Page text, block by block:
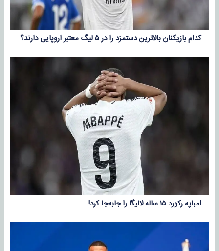
کدام بازیکنان بالاترین دستمزد را در ۵ لیگ معتبر اروپایی دارند؟
امباپه رکورد ۱۵ ساله لالیگا را جابه‌جا کرد!